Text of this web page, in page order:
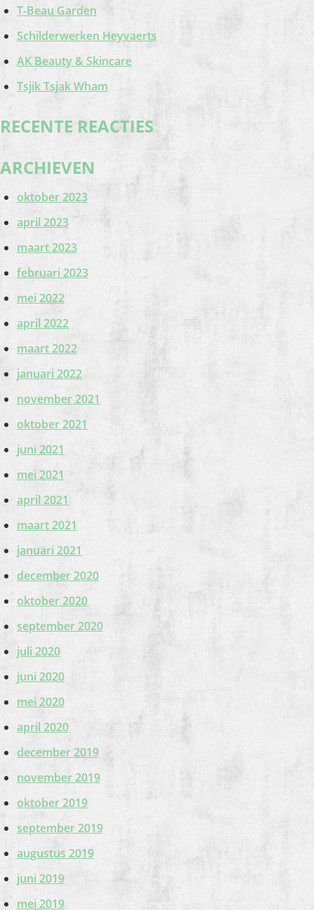
T-Beau Garden
Schilderwerken Heyvaerts
AK Beauty & Skincare
Tsjik Tsjak Wham
RECENTE REACTIES
ARCHIEVEN
oktober 2023
april 2023
maart 2023
februari 2023
mei 2022
april 2022
maart 2022
januari 2022
november 2021
oktober 2021
juni 2021
mei 2021
april 2021
maart 2021
januari 2021
december 2020
oktober 2020
september 2020
juli 2020
juni 2020
mei 2020
april 2020
december 2019
november 2019
oktober 2019
september 2019
augustus 2019
juni 2019
mei 2019